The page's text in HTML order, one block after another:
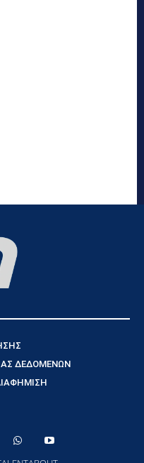
ΔΕΔΟΜΕΝΩΝ